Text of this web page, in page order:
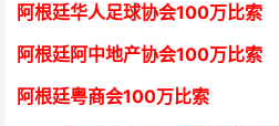
阿根廷华人足球协会100万比索
阿根廷阿中地产协会100万比索
阿根廷粤商会100万比索